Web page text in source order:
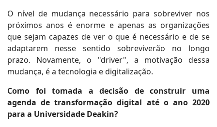
O nível de mudança necessário para sobreviver nos
próximos anos é enorme e apenas as organizações
que sejam capazes de ver o que é necessário e de se
adaptarem nesse sentido sobreviverão no longo
prazo. Novamente, o "driver", a motivação dessa
mudança, é a tecnologia e digitalização.
Como foi tomada a decisão de construir uma
agenda de transformação digital até o ano 2020
para a Universidade Deakin?